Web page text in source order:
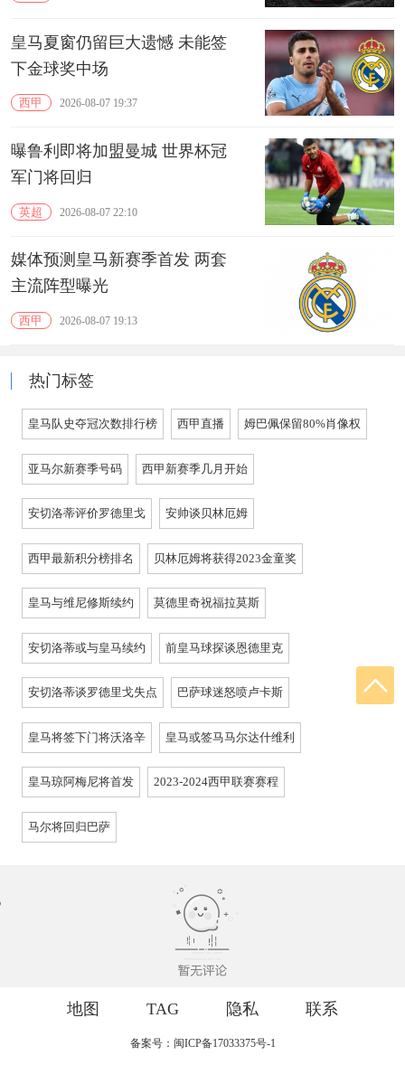
皇马夏窗仍留巨大遗憾 未能签
下金球奖中场
西甲 2026-08-07 19:37
曝鲁利即将加盟曼城 世界杯冠
军门将回归
英超 2026-08-07 22:10
媒体预测皇马新赛季首发 两套
主流阵型曝光
西甲 2026-08-07 19:13
热门标签
皇马队史夺冠次数排行榜 西甲直播 姆巴佩保留80%肖像权
亚马尔新赛季号码 西甲新赛季几月开始
安切洛蒂评价罗德里戈 安帅谈贝林厄姆
西甲最新积分榜排名 贝林厄姆将获得2023金童奖
皇马与维尼修斯续约 莫德里奇祝福拉莫斯
安切洛蒂或与皇马续约 前皇马球探谈恩德里克
安切洛蒂谈罗德里戈失点 巴萨球迷怒喷卢卡斯
皇马将签下门将沃洛辛 皇马或签马马尔达什维利
皇马琼阿梅尼将首发 2023-2024西甲联赛赛程
马尔将回归巴萨
地图 TAG 隐私 联系
备案号：闽ICP备17033375号-1